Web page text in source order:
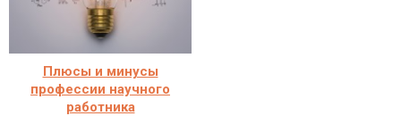
Плюсы и минусы
профессии научного
работника